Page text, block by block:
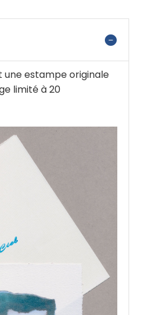
estampe originale
limité à 20